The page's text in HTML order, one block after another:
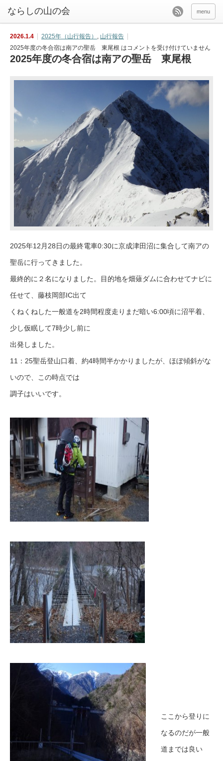
menu
2026.1.4 2025年（山行報告） , 山行報告
2025年度の冬合宿は南アの聖岳 東尾根 はコメントを受け付けていません
2025年度の冬合宿は南アの聖岳 東尾根
2025年12月28日の最終電車0:30に京成津田沼に集合して南アの
聖岳に行ってきました。
最終的に２名になりました。目的地を畑薙ダムに合わせてナビに
任せて、藤枝岡部IC出て
くねくねした一般道を2時間程度走りまだ暗い6:00頃に沼平着、
少し仮眠して7時少し前に
出発しました。
11：25聖岳登山口着、約4時間半かかりましたが、ほぼ傾斜がな
いので、この時点では
調子はいいです。
ここから登りに
なるのだが一般
道までは良い